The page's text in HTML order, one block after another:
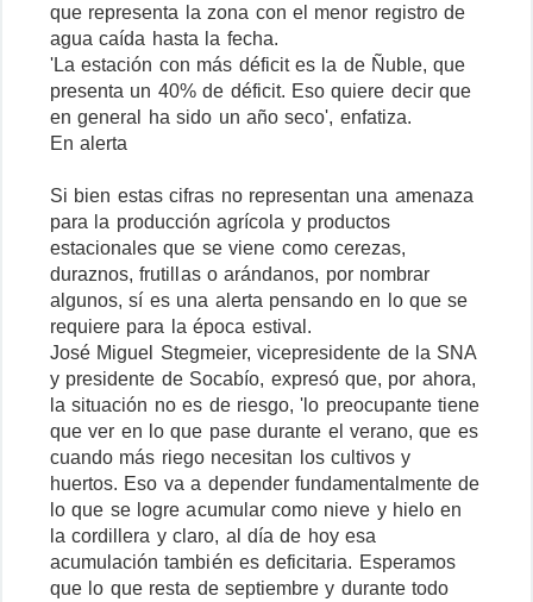
que representa la zona con el menor registro de
agua caída hasta la fecha.
'La estación con más déficit es la de Ñuble, que
presenta un 40% de déficit. Eso quiere decir que
en general ha sido un año seco', enfatiza.
En alerta
Si bien estas cifras no representan una amenaza
para la producción agrícola y productos
estacionales que se viene como cerezas,
duraznos, frutillas o arándanos, por nombrar
algunos, sí es una alerta pensando en lo que se
requiere para la época estival.
José Miguel Stegmeier, vicepresidente de la SNA
y presidente de Socabío, expresó que, por ahora,
la situación no es de riesgo, 'lo preocupante tiene
que ver en lo que pase durante el verano, que es
cuando más riego necesitan los cultivos y
huertos. Eso va a depender fundamentalmente de
lo que se logre acumular como nieve y hielo en
la cordillera y claro, al día de hoy esa
acumulación también es deficitaria. Esperamos
que lo que resta de septiembre y durante todo